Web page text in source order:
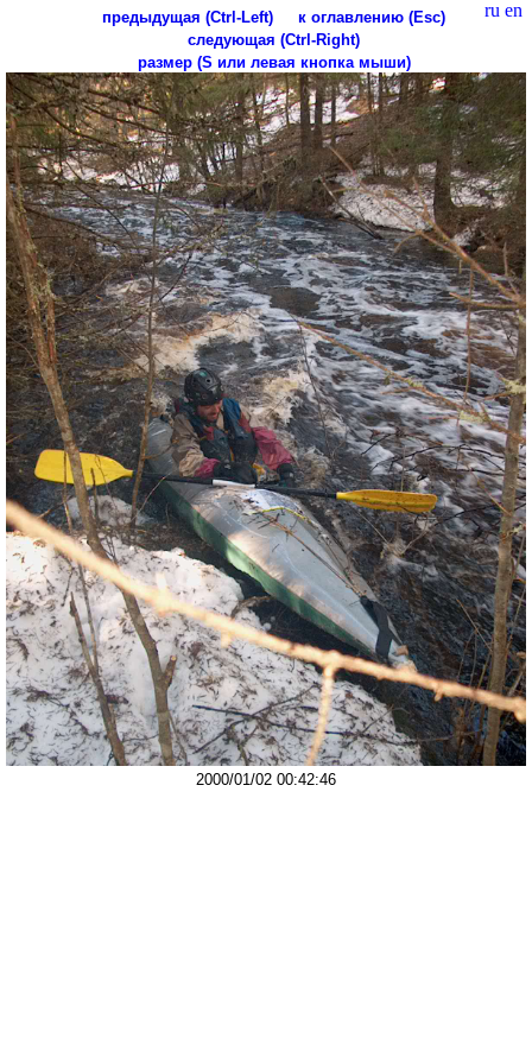
ru en
предыдущая (Ctrl-Left)
к оглавлению (Esc)
следующая (Ctrl-Right)
размер (S или левая кнопка мыши)
2000/01/02 00:42:46